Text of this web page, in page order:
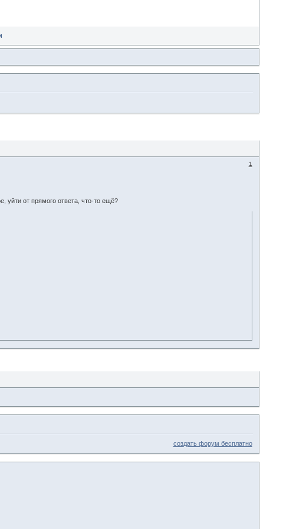
1
уйти от прямого ответа, что-то ещё?
создать форум бесплатно